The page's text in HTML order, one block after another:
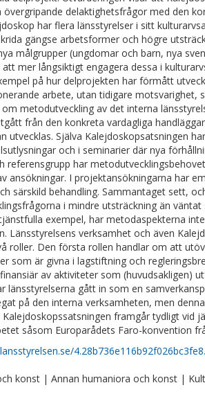
delaktighetsfrågor med den
har flera länsstyrelser i sitt
gängse arbetsformer och högre
målgrupper (ungdomar och barn, nya
mer långsiktigt engagera dessa i
på hur delprojekten har förmått
arbete, utan tidigare
metodutveckling av det interna
från den konkreta vardagliga
utvecklas. Själva Kalejdoskopsatsningen
och i seminarier där nya
referensgrupp har
ansökningar. I projektansökningarna har
särskild behandling. Sammantaget sett,
i mindre utsträckning än
exempel, har metodaspekterna
Länsstyrelsens verksamhet och även
roller. Den första rollen handlar om att
som är givna i lagstiftning och
av aktiviteter som (huvudsakligen)
länsstyrelserna gått in som en
på den interna verksamheten, men
framgår tydligt vid
såsom Europarådets Faro-konvention
konst | Annan humaniora och konst |